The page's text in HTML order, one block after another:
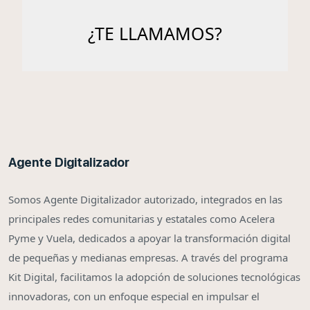
Agente Digitalizador
Somos Agente Digitalizador autorizado, integrados en las
principales redes comunitarias y estatales como Acelera
Pyme y Vuela, dedicados a apoyar la transformación digital
de pequeñas y medianas empresas. A través del programa
Kit Digital, facilitamos la adopción de soluciones tecnológicas
innovadoras, con un enfoque especial en impulsar el